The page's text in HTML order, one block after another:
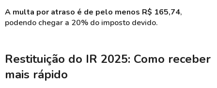
A multa por atraso é de pelo menos R$ 165,74,
podendo chegar a 20% do imposto devido.
Restituição do IR 2025: Como receber
mais rápido